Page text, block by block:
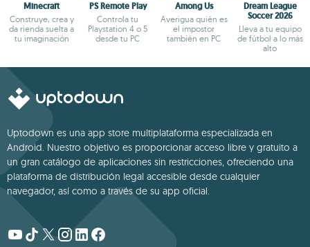
Minecraft
Construye, crea y
da rienda suelta a
tu imaginación
PS Remote Play
Controla tu
Playstation 4 o 5
desde tu PC
Among Us
Averigua quién es
el impostor
también en PC
Dream League
Soccer 2026
Lleva a tu equipo
de fútbol a lo más
alto
Uptodown es una app store multiplataforma especializada en
Android. Nuestro objetivo es proporcionar acceso libre y gratuito a
un gran catálogo de aplicaciones sin restricciones, ofreciendo una
plataforma de distribución legal accesible desde cualquier
navegador, así como a través de su app oficial.